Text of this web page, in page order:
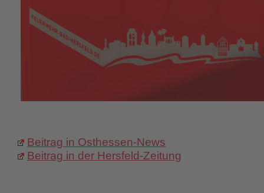
Beitrag in Osthessen-News
Beitrag in der Hersfeld-Zeitung